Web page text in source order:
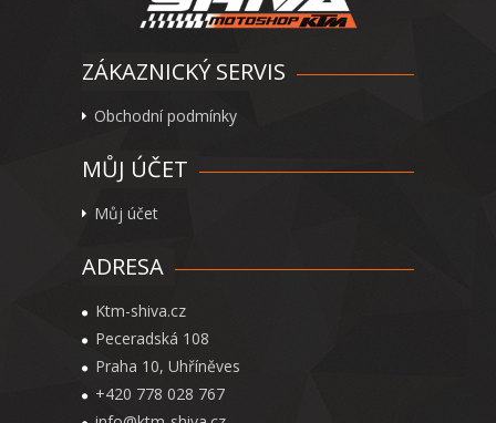
ZÁKAZNICKÝ SERVIS
Obchodní podmínky
MŮJ ÚČET
Můj účet
ADRESA
Ktm-shiva.cz
Peceradská 108
Praha 10, Uhříněves
+420 778 028 767